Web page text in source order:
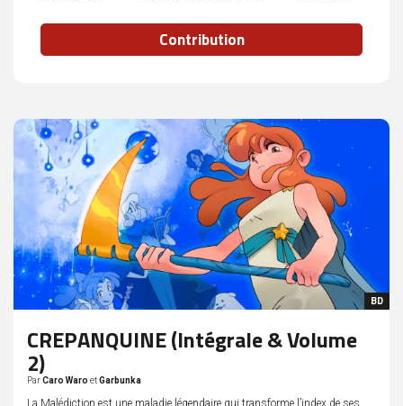
Contribution
BD
CREPANQUINE (Intégrale & Volume
2)
ParCaro Waro etGarbunka